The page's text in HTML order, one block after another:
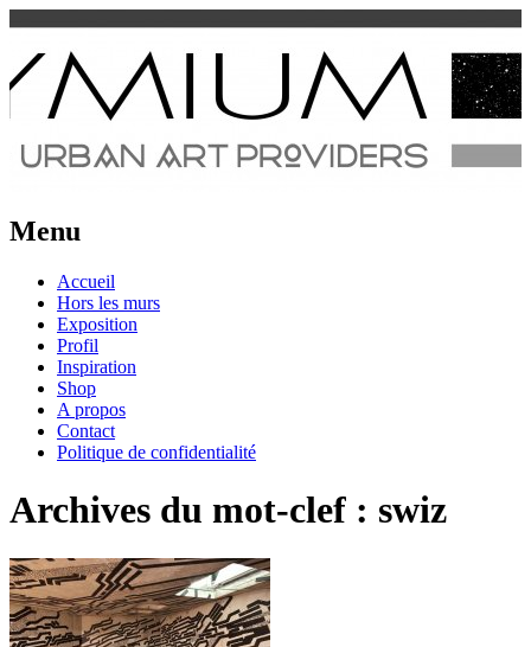
Spraymium Magazine
Urban Art Provider
Menu
Aller
contenu
Accueil
Hors les murs
Exposition
Profil
Inspiration
Shop
A propos
Contact
Politique de confidentialité
Archives du mot-clef : swiz